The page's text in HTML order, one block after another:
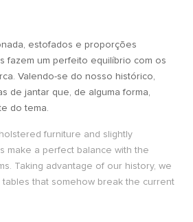
estofados e proporções
fazem um perfeito equilíbrio com os
Valendo-se do nosso histórico,
de jantar que, de alguma forma,
do tema.
furniture and slightly
make a perfect balance with the
Taking advantage of our history, we
tables that somehow break the current